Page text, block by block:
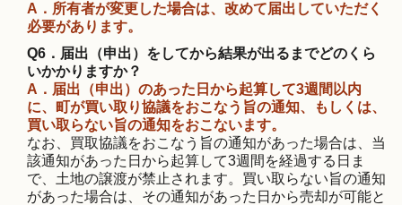
A．所有者が変更した場合は、改めて届出していただく
必要があります。
Q6．届出（申出）をしてから結果が出るまでどのくら
いかかりますか？
A．届出（申出）のあった日から起算して3週間以内
に、町が買い取り協議をおこなう旨の通知、もしくは、
買い取らない旨の通知をおこないます。
なお、買取協議をおこなう旨の通知があった場合は、当
該通知があった日から起算して3週間を経過する日ま
で、土地の譲渡が禁止されます。買い取らない旨の通知
があった場合は、その通知があった日から売却が可能と